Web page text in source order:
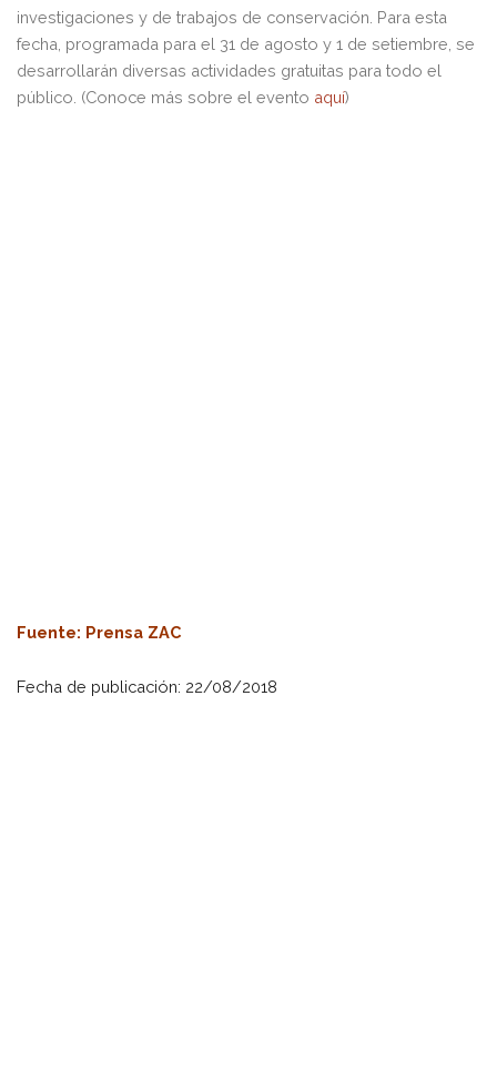
investigaciones y de trabajos de conservación. Para esta
fecha, programada para el 31 de agosto y 1 de setiembre, se
desarrollarán diversas actividades gratuitas para todo el
público. (Conoce más sobre el evento aquí)
Fuente: Prensa ZAC
Fecha de publicación: 22/08/2018